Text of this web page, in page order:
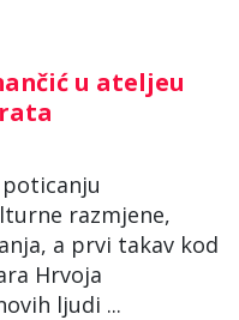
u ateljeu
razmjene,
a prvi takav kod
Hrvoja
ljudi ...